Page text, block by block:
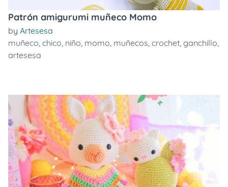
Patrón amigurumi muñeco Momo
by Artesesa
muñeco, chico, niño, momo, muñecos, crochet, ganchillo,
artesesa